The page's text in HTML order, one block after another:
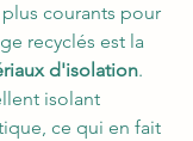
courants pour
recyclés est la
d'isolation.
isolant
ce qui en fait